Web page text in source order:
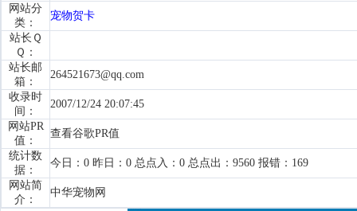
网站分
类：
宠物贺卡
站长Ｑ
Ｑ：
站长邮
箱：
264521673@qq.com
收录时
间：
2007/12/24 20:07:45
网站PR
值：
查看谷歌PR值
统计数
据：
今日：0 昨日：0 总点入：0 总点出：9560 报错：169
网站简
介：
中华宠物网